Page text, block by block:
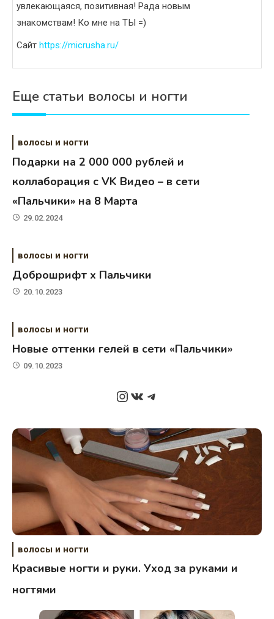
увлекающаяся, позитивная! Рада новым
знакомствам! Ко мне на ТЫ =)
Сайт https://micrusha.ru/
Еще статьи волосы и ногти
волосы и ногти
Подарки на 2 000 000 рублей и
коллаборация с VK Видео – в сети
«Пальчики» на 8 Марта
29.02.2024
волосы и ногти
Доброшрифт х Пальчики
20.10.2023
волосы и ногти
Новые оттенки гелей в сети «Пальчики»
09.10.2023
Instagram
ВКонтакте
Telegram
волосы и ногти
Красивые ногти и руки. Уход за руками и
ногтями